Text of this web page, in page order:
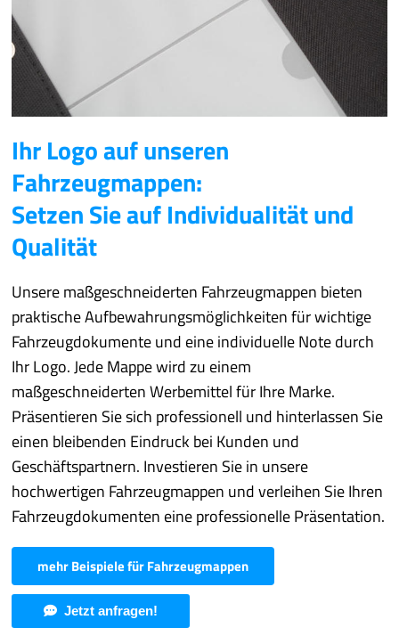
Ihr Logo auf unseren
Fahrzeugmappen:
Setzen Sie auf Individualität und
Qualität
Unsere maßgeschneiderten Fahrzeugmappen bieten
praktische Aufbewahrungsmöglichkeiten für wichtige
Fahrzeugdokumente und eine individuelle Note durch
Ihr Logo. Jede Mappe wird zu einem
maßgeschneiderten Werbemittel für Ihre Marke.
Präsentieren Sie sich professionell und hinterlassen Sie
einen bleibenden Eindruck bei Kunden und
Geschäftspartnern. Investieren Sie in unsere
hochwertigen Fahrzeugmappen und verleihen Sie Ihren
Fahrzeugdokumenten eine professionelle Präsentation.
mehr Beispiele für Fahrzeugmappen
Jetzt anfragen!